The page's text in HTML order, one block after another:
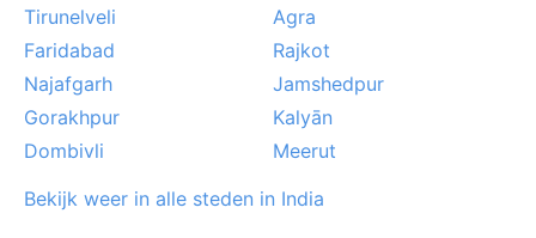
Tirunelveli
Agra
Faridabad
Rajkot
Najafgarh
Jamshedpur
Gorakhpur
Kalyān
Dombivli
Meerut
Bekijk weer in alle steden in India